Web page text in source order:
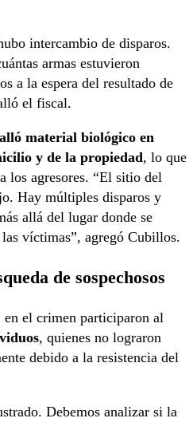
intercambio de disparos.
armas estuvieron
a la espera del resultado de
el fiscal.
material biológico en
y de la propiedad, lo que
los agresores. “El sitio del
Hay múltiples disparos y
allá del lugar donde se
víctimas”, agregó Cubillos.
de sospechosos
el crimen participaron al
, quienes no lograron
debido a la resistencia del
Debemos analizar si la